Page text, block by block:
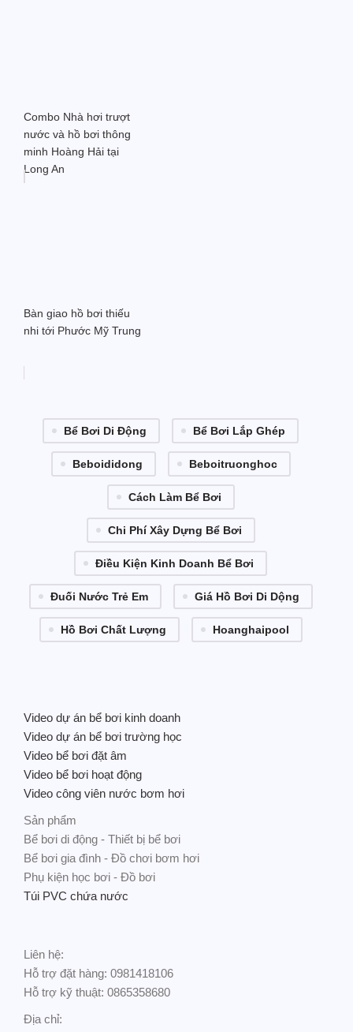
Combo Nhà hơi trượt
nước và hồ bơi thông
minh Hoàng Hải tại
Long An
Bàn giao hồ bơi thiếu
nhi tới Phước Mỹ Trung
Bể Bơi Di Động Bể Bơi Lắp Ghép
Beboididong Beboitruonghoc
Cách Làm Bể Bơi
Chi Phí Xây Dựng Bể Bơi
Điều Kiện Kinh Doanh Bể Bơi
Đuối Nước Trẻ Em Giá Hồ Bơi Di Dộng
Hồ Bơi Chất Lượng Hoanghaipool
Video dự án bể bơi kinh doanh
Video dự án bể bơi trường học
Video bể bơi đặt âm
Video bể bơi hoạt động
Video công viên nước bơm hơi
Sản phẩm
Bể bơi di động - Thiết bị bể bơi
Bể bơi gia đình - Đồ chơi bơm hơi
Phụ kiện học bơi - Đồ bơi
Túi PVC chứa nước
Liên hệ:
Hỗ trợ đặt hàng: 0981418106
Hỗ trợ kỹ thuật: 0865358680
Địa chỉ: